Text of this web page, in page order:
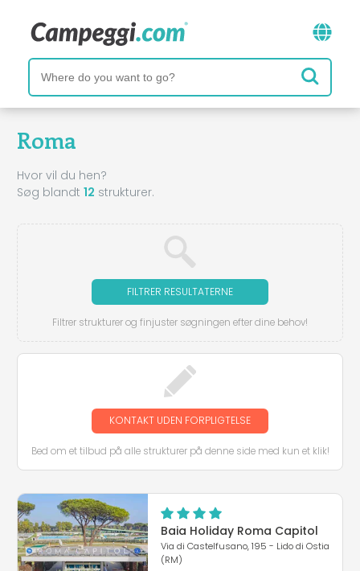
Roma
Hvor vil du hen?
Søg blandt 12 strukturer.
FILTRER RESULTATERNE
Filtrer strukturer og finjuster søgningen efter dine behov!
KONTAKT UDEN FORPLIGTELSE
Bed om et tilbud på alle strukturer på denne side med kun et klik!
Baia Holiday Roma Capitol
Via di Castelfusano, 195 - Lido di Ostia
(RM)